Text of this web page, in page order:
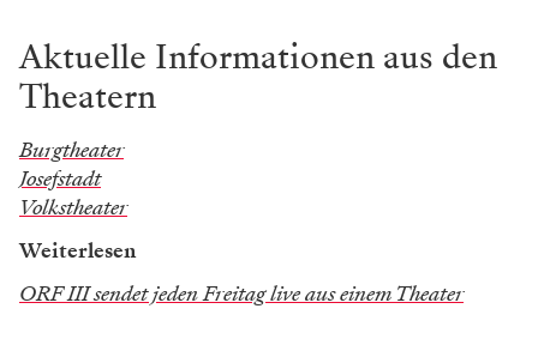
Aktuelle Informationen aus den
Theatern
Burgtheater
Josefstadt
Volkstheater
Weiterlesen
ORF III sendet jeden Freitag live aus einem Theater